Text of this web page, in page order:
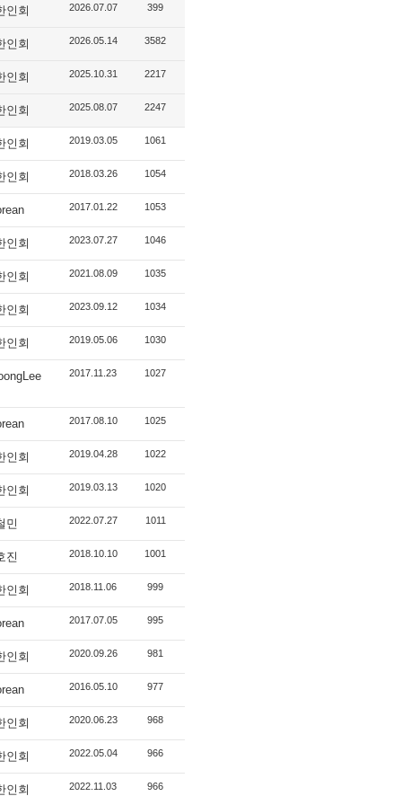
인회 2026.07.07 399
인회 2026.05.14 3582
인회 2025.10.31 2217
인회 2025.08.07 2247
인회 2019.03.05 1061
인회 2018.03.26 1054
2017.01.22 1053
인회 2023.07.27 1046
인회 2021.08.09 1035
인회 2023.09.12 1034
인회 2019.05.06 1030
2017.11.23 1027
2017.08.10 1025
인회 2019.04.28 1022
인회 2019.03.13 1020
민 2022.07.27 1011
진 2018.10.10 1001
인회 2018.11.06 999
2017.07.05 995
인회 2020.09.26 981
2016.05.10 977
인회 2020.06.23 968
인회 2022.05.04 966
인회 2022.11.03 966